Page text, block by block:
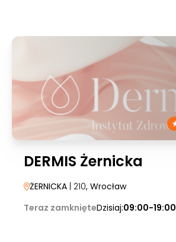
DERMIS Żernicka
ŻERNICKA | 210, Wrocław
Teraz zamknięteDzisiaj:09:00-19:00